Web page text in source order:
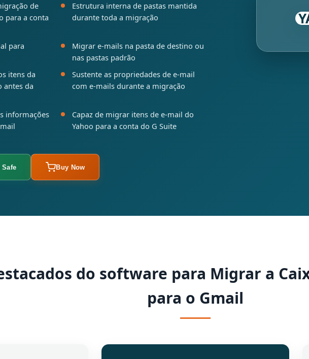
de
para a conta
Estrutura interna de pastas mantida
durante toda a migração
para
Migrar e-mails na pasta de destino ou
nas pastas padrão
itens da
antes da
Sustente as propriedades de e-mail
com e-mails durante a migração
informações
Capaz de migrar itens de e-mail do
Yahoo para a conta do G Suite
Safe Buy Now
do software para Migrar a
para o Gmail